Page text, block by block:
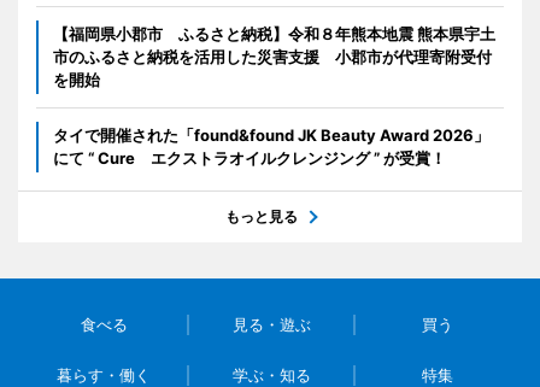
【福岡県小郡市 ふるさと納税】令和８年熊本地震 熊本県宇土
市のふるさと納税を活用した災害支援 小郡市が代理寄附受付
を開始
タイで開催された「found&found JK Beauty Award 2026」
にて “ Cure エクストラオイルクレンジング ” が受賞！
もっと見る
食べる 見る・遊ぶ 買う
暮らす・働く 学ぶ・知る 特集